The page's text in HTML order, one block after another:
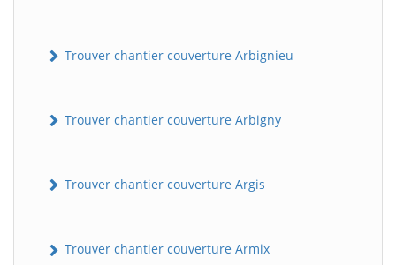
Trouver chantier couverture Arbignieu
Trouver chantier couverture Arbigny
Trouver chantier couverture Argis
Trouver chantier couverture Armix